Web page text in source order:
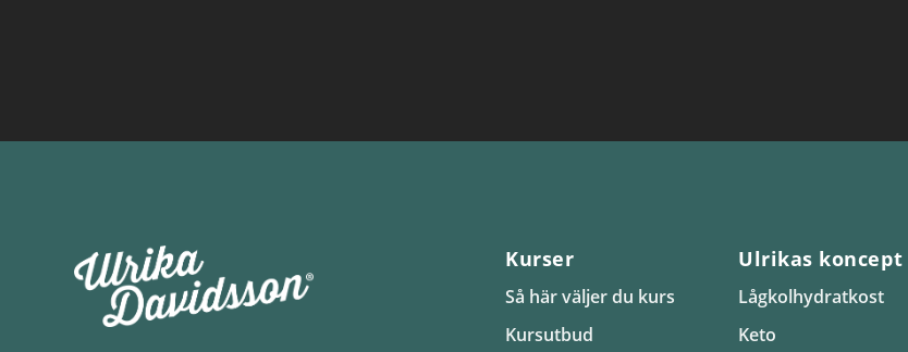
Kurser
Så här väljer du kurs
Kursutbud
Ulrikas koncept
Lågkolhydratkost
Keto